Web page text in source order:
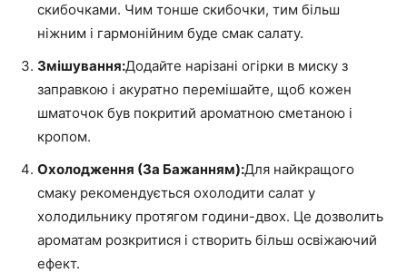
скибочками. Чим тонше скибочки, тим більш
ніжним і гармонійним буде смак салату.
Змішування:Додайте нарізані огірки в миску з
заправкою і акуратно перемішайте, щоб кожен
шматочок був покритий ароматною сметаною і
кропом.
Охолодження (За Бажанням):Для найкращого
смаку рекомендується охолодити салат у
холодильнику протягом години-двох. Це дозволить
ароматам розкритися і створить більш освіжаючий
ефект.